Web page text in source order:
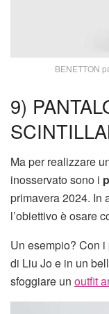
BENETTON
9)
Ma per realizzare
inosservato sono i
primavera 2024. In
l’obiettivo è osare
Un esempio? Con
di Liu Jo e in un
sfoggiare un outfit